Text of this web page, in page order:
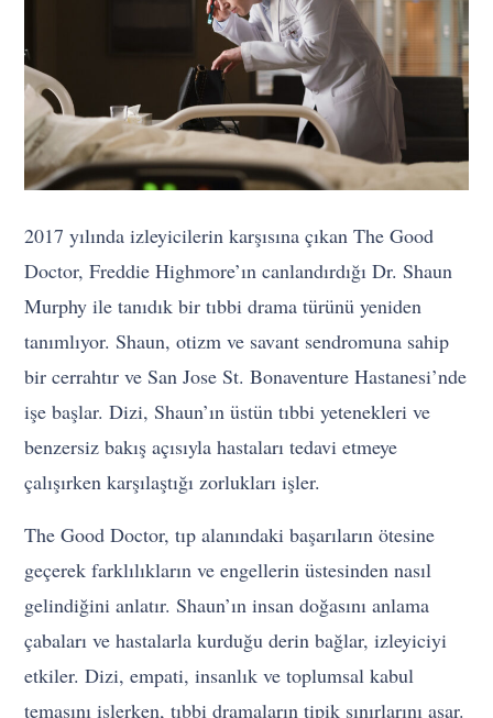
2017 yılında izleyicilerin karşısına çıkan The Good
Doctor, Freddie Highmore’ın canlandırdığı Dr. Shaun
Murphy ile tanıdık bir tıbbi drama türünü yeniden
tanımlıyor. Shaun, otizm ve savant sendromuna sahip
bir cerrahtır ve San Jose St. Bonaventure Hastanesi’nde
işe başlar. Dizi, Shaun’ın üstün tıbbi yetenekleri ve
benzersiz bakış açısıyla hastaları tedavi etmeye
çalışırken karşılaştığı zorlukları işler.
The Good Doctor, tıp alanındaki başarıların ötesine
geçerek farklılıkların ve engellerin üstesinden nasıl
gelindiğini anlatır. Shaun’ın insan doğasını anlama
çabaları ve hastalarla kurduğu derin bağlar, izleyiciyi
etkiler. Dizi, empati, insanlık ve toplumsal kabul
temasını işlerken, tıbbi dramaların tipik sınırlarını aşar.